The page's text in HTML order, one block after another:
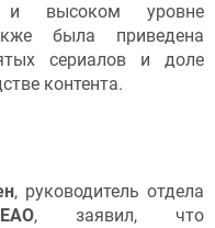
и высоком уровне
была приведена
сериалов и доле
контента.
, руководитель отдела
EAO, заявил, что